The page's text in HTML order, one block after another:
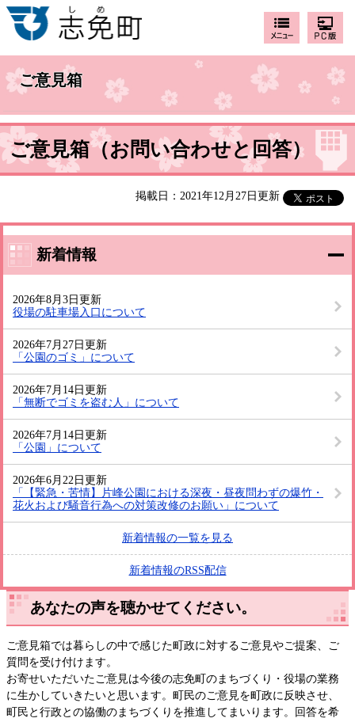
ご意見箱
ご意見箱（お問い合わせと回答）
掲載日：2021年12月27日更新
新着情報
2026年8月3日更新
役場の駐車場入口について
2026年7月27日更新
「公園のゴミ」について
2026年7月14日更新
「無断でゴミを盗む人」について
2026年7月14日更新
「公園」について
2026年6月22日更新
「【緊急・苦情】片峰公園における深夜・昼夜問わずの爆竹・
花火および騒音行為への対策改修のお願い」について
新着情報の一覧を見る
新着情報のRSS配信
あなたの声を聴かせてください。
ご意見箱では暮らしの中で感じた町政に対するご意見やご提案、ご
質問を受け付けます。
お寄せいただいたご意見は今後の志免町のまちづくり・役場の業務
に生かしていきたいと思います。町民のご意見を町政に反映させ、
町民と行政との協働のまちづくりを推進してまいります。回答を希